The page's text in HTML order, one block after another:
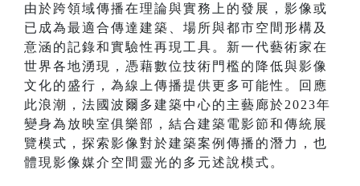
由於跨領域傳播在理論與實務上的發展，影像或
已成為最適合傳達建築、場所與都市空間形構及
意涵的記錄和實驗性再現工具。新一代藝術家在
世界各地湧現，憑藉數位技術門檻的降低與影像
文化的盛行，為線上傳播提供更多可能性。回應
此浪潮，法國波爾多建築中心的主藝廊於2023年
變身為放映室俱樂部，結合建築電影節和傳統展
覽模式，探索影像對於建築案例傳播的潛力，也
體現影像媒介空間靈光的多元述說模式。